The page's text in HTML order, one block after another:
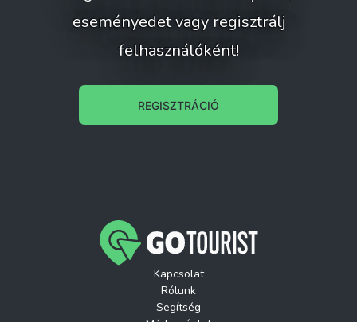
eseményedet vagy regisztrálj
felhasználóként!
REGISZTRÁCIÓ
Kapcsolat
Rólunk
Segítség